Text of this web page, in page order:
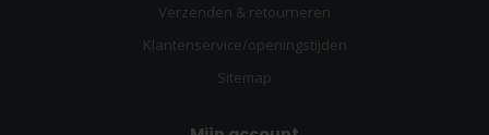
Verzenden & retourneren
Klantenservice/openingstijden
Sitemap